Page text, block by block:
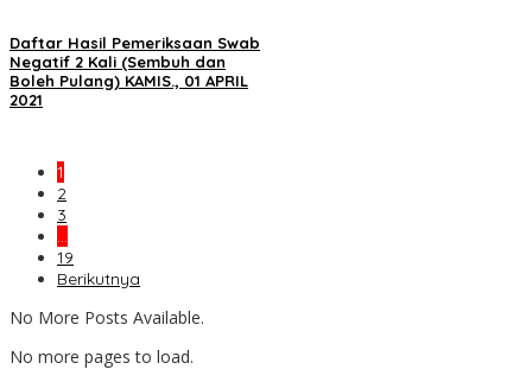
Daftar Hasil Pemeriksaan Swab
Negatif 2 Kali (Sembuh dan
Boleh Pulang) KAMIS., 01 APRIL
2021
1
2
3
…
19
Berikutnya
No More Posts Available.
No more pages to load.